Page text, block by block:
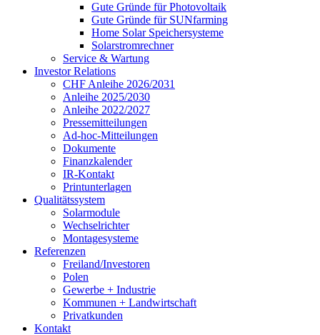
Gute Gründe für Photovoltaik
Gute Gründe für SUNfarming
Home Solar Speichersysteme
Solarstromrechner
Service & Wartung
Investor Relations
CHF Anleihe 2026/2031
Anleihe 2025/2030
Anleihe 2022/2027
Pressemitteilungen
Ad-hoc-Mitteilungen
Dokumente
Finanzkalender
IR-Kontakt
Printunterlagen
Qualitätssystem
Solarmodule
Wechselrichter
Montagesysteme
Referenzen
Freiland/Investoren
Polen
Gewerbe + Industrie
Kommunen + Landwirtschaft
Privatkunden
Kontakt